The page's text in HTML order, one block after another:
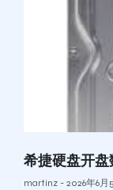
希捷硬盘开
martinz 2026年6月